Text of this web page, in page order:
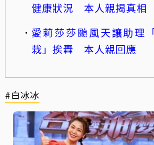
健康狀況 本人親揭真相
愛莉莎莎颱風天讓助理
栽」挨轟 本人親回應
#白冰冰